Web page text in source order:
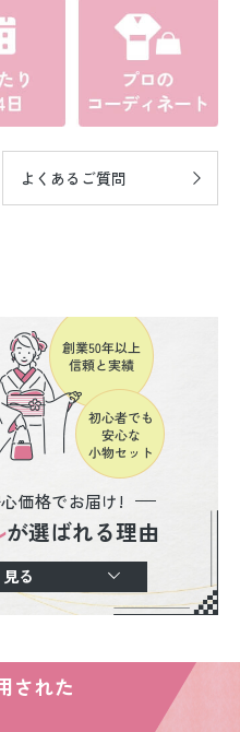
よくあるご質問
価格でお届け!
が選ばれる理由
る
された